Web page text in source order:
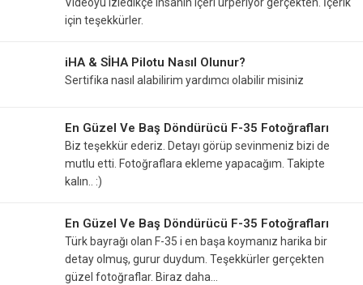
için teşekkürler.
iHA & SİHA Pilotu Nasıl Olunur?
Sertifika nasıl alabilirim yardımcı olabilir misiniz
En Güzel Ve Baş Döndürücü F-35 Fotoğrafları
Biz teşekkür ederiz. Detayı görüp sevinmeniz bizi de
mutlu etti. Fotoğraflara ekleme yapacağım. Takipte
kalın.. :)
En Güzel Ve Baş Döndürücü F-35 Fotoğrafları
Türk bayrağı olan F-35 i en başa koymanız harika bir
detay olmuş, gurur duydum. Teşekkürler gerçekten
güzel fotoğraflar. Biraz daha…